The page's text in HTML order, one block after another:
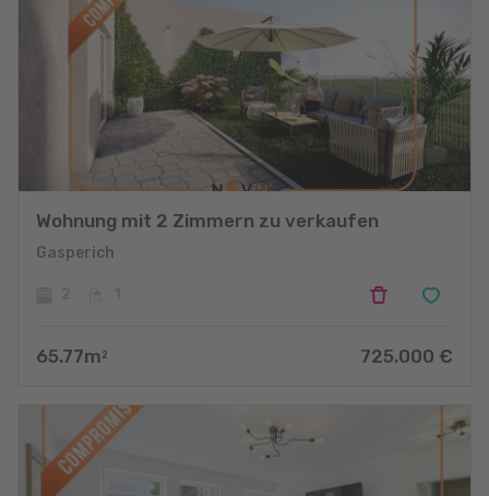
Wohnung mit 2 Zimmern zu verkaufen
Gasperich
65.77m 2 725.000 €